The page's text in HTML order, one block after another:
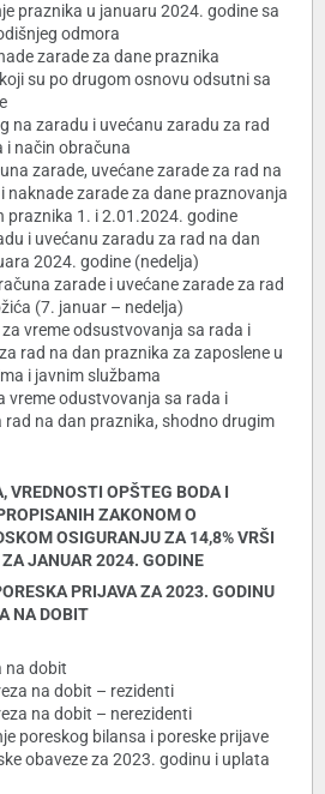
praznika u januaru 2024. godine sa
odmora
zarade za dane praznika
su po drugom osnovu odsutni sa
na zaradu i uvećanu zaradu za rad
i način obračuna
zarade, uvećane zarade za rad na
naknade zarade za dane praznovanja
praznika 1. i 2.01.2024. godine
i uvećanu zaradu za rad na dan
2024. godine (nedelja)
zarade i uvećane zarade za rad
(7. januar – nedelja)
vreme odsustvovanja sa rada i
rad na dan praznika za zaposlene u
i javnim službama
vreme odustvovanja sa rada i
rad na dan praznika, shodno drugim
VREDNOSTI OPŠTEG BODA I
ZAKONOM O
OSIGURANJU ZA 14,8% VRŠI
JANUAR 2024. GODINE
PRIJAVA ZA 2023. GODINU
NA DOBIT
na dobit
na dobit – rezidenti
na dobit – nerezidenti
poreskog bilansa i poreske prijave
obaveze za 2023. godinu i uplata